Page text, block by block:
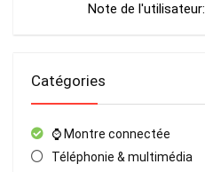
Note de l'utilisateur:
Catégories
⌚️ Montre connectée
Téléphonie & multimédia